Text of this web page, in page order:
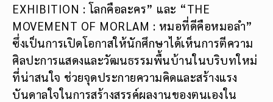
EXHIBITION : โลกคือละคร” และ “THE
MOVEMENT OF MORLAM : หมอที่ดีคือหมอลำ”
ซึ่งเป็นการเปิดโอกาสให้นักศึกษาได้เห็นการตีความ
ศิลปะการแสดงและวัฒนธรรมพื้นบ้านในบริบทใหม่
ที่น่าสนใจ ช่วยจุดประกายความคิดและสร้างแรง
บันดาลใจในการสร้างสรรค์ผลงานของตนเองใน